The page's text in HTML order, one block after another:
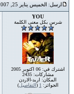
ارسل: الخميس يناير 25, 2007 9:05 am
YOU
شرس بكل معنى الكلمة
اشترك في: 06 اكتوبر 2005
مشاركات: 2435
المكان: اربد-الاردن
الجوائز: 1
(التفاصيل)